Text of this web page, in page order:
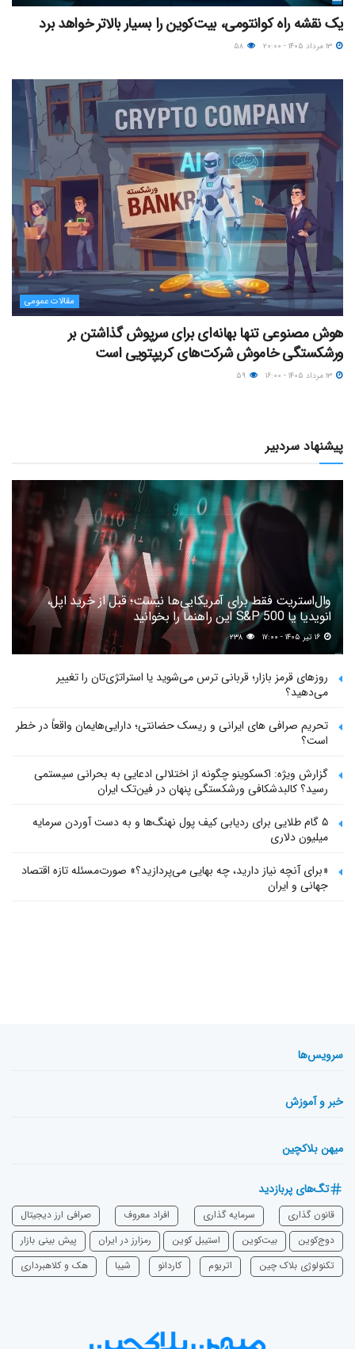
یک نقشه راه کوانتومی، بیت‌کوین را بسیار بالاتر خواهد برد
مقالات عمومی
هوش مصنوعی تنها بهانه‌ای برای سرپوش گذاشتن بر
ورشکستگی خاموش شرکت‌های کریپتویی است
پیشنهاد سردبیر
وال‌استریت فقط برای آمریکایی‌ها نیست؛ قبل از خرید اپل،
انویدیا یا S&P 500 این راهنما را بخوانید
۲۳۸
روزهای قرمز بازار؛ قربانی ترس می‌شوید یا استراتژی‌تان را تغییر
می‌دهید؟
تحریم صرافی های ایرانی و ریسک حضانتی؛ دارایی‌هایمان واقعاً در خطر
است؟
گزارش ویژه: اکسکوینو چگونه از اختلالی ادعایی به بحرانی سیستمی
رسید؟ کالبدشکافی ورشکستگی پنهان در فین‌تک ایران
۵ گام طلایی برای ردیابی کیف پول‌ نهنگ‌ها و به دست آوردن سرمایه
میلیون دلاری
«برای آنچه نیاز دارید، چه بهایی می‌پردازید؟» صورت‌مسئله تازه اقتصاد
جهانی و ایران
سرویس‌ها
خبر و آموزش
میهن بلاکچین
تگ‌های پربازدید
قانون گذاری سرمایه‌ گذاری افراد معروف
صرافی ارز دیجیتال
دوج‌کوین
بیت‌کوین استیبل کوین رمزارز در ایران
پیش بینی بازار
تکنولوژی بلاک چین
اتریوم ‌کاردانو شیبا هک و کلاهبرداری